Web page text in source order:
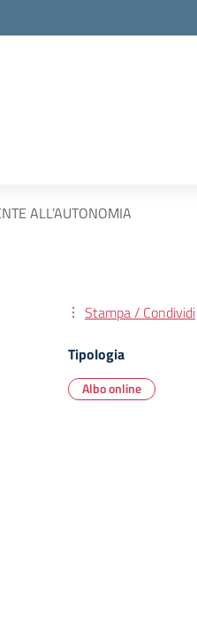
ALL’AUTONOMIA
Stampa / Condividi
Tipologia
Albo online